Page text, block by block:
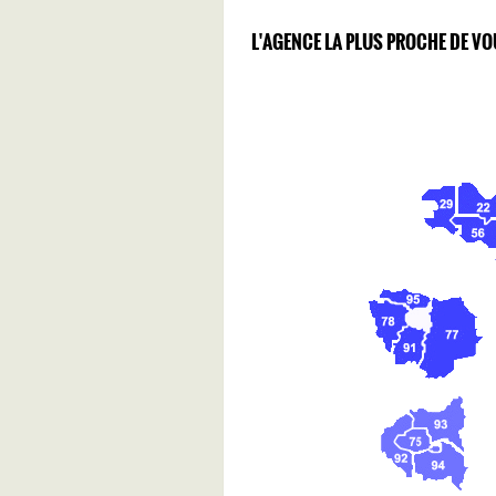
L'AGENCE LA PLUS PROCHE DE